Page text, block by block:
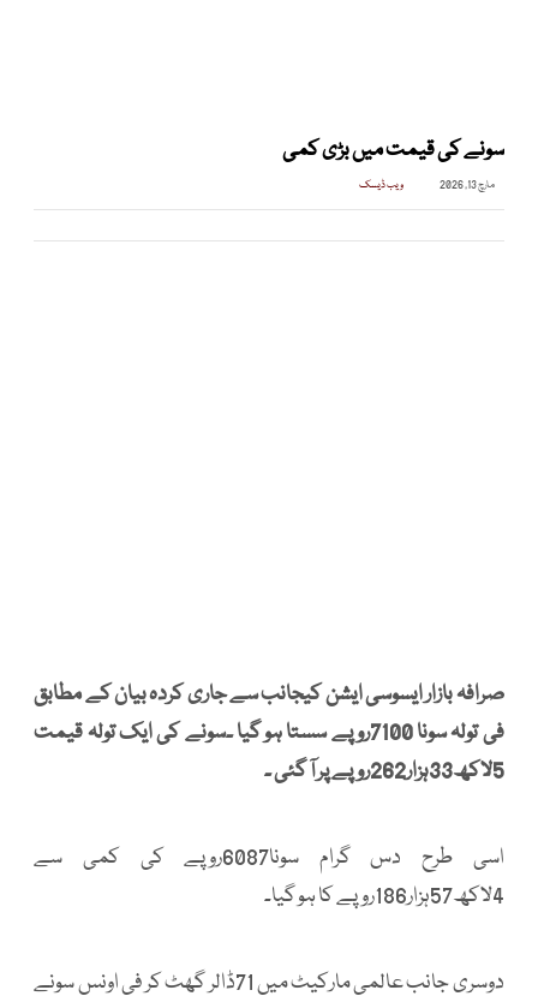
سونے کی قیمت میں بڑی کمی
مارچ 13, 2026 ویب ڈیسک
صرافہ بازار ایسوسی ایشن کیجانب سے جاری کردہ بیان کے مطابق
فی تولہ سونا 7100روپے سستا ہو گیا ۔سونے کی ایک تولہ قیمت
5لاکھ33ہزار262روپے پر آ گئی ۔
اسی طرح دس گرام سونا6087روپے کی کمی سے
4لاکھ57ہزار186روپے کا ہو گیا۔
دوسری جانب عالمی مارکیٹ میں 71ڈالر گھٹ کر فی اونس سونے